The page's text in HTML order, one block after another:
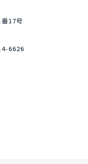
17号
6626